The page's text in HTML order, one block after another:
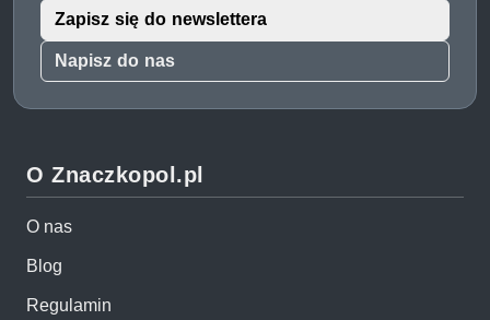
Napisz do nas
Zapisz się do newslettera
O Znaczkopol.pl
O nas
Blog
Regulamin